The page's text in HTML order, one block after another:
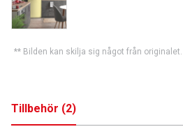
** Bilden kan skilja sig något från originalet.
Tillbehör (2)